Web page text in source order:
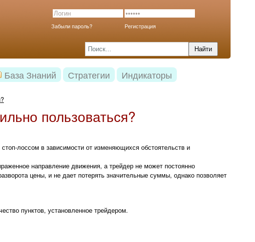
Забыли пароль? Регистрация
База Знаний Стратегии Индикаторы
пользоваться?
лоссом в зависимости от изменяющихся обстоятельств и
направление движения, а трейдер не может постоянно
цены, и не дает потерять значительные суммы, однако позволяет
пунктов, установленное трейдером.